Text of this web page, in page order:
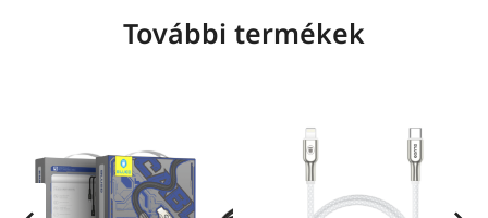
További termékek